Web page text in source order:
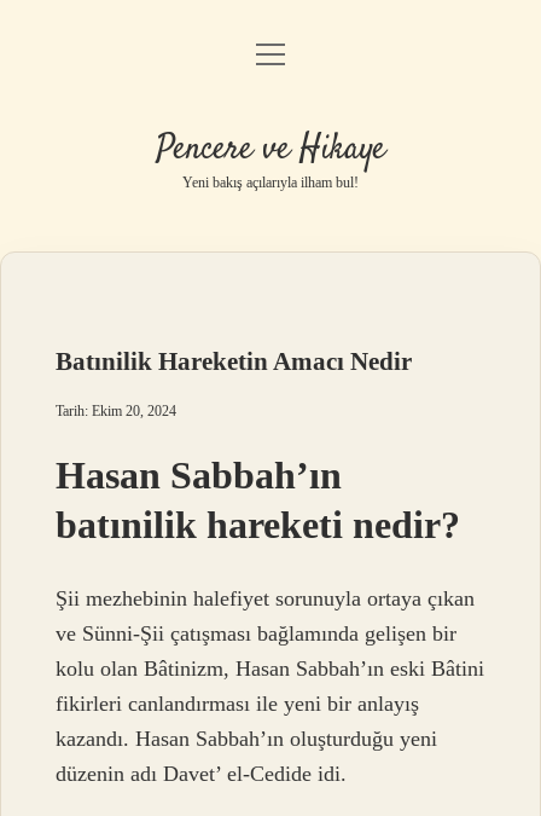
Anasayfa
Yasal Uyarı
menüyü
Pencere ve Hikaye
Yeni bakış açılarıyla ilham bul!
Batınilik Hareketin Amacı Nedir
Tarih: Ekim 20, 2024
Hasan Sabbah’ın
batınilik hareketi nedir?
Şii mezhebinin halefiyet sorunuyla ortaya çıkan
ve Sünni-Şii çatışması bağlamında gelişen bir
kolu olan Bâtinizm, Hasan Sabbah’ın eski Bâtini
fikirleri canlandırması ile yeni bir anlayış
kazandı. Hasan Sabbah’ın oluşturduğu yeni
düzenin adı Davet’ el-Cedide idi.